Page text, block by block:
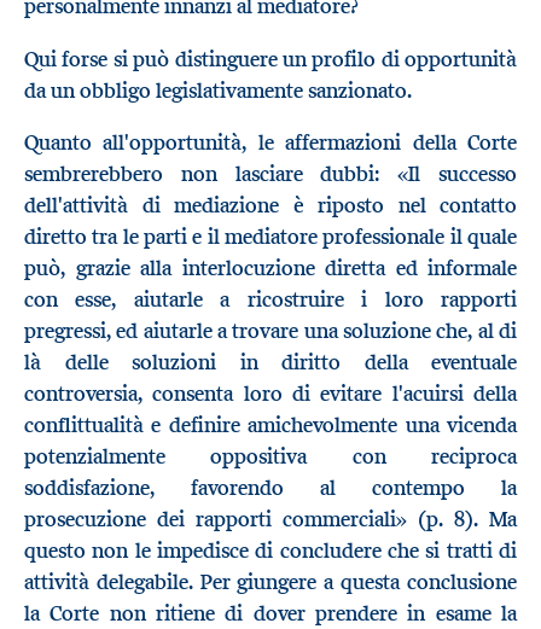
personalmente innanzi al mediatore?
Qui forse si può distinguere un profilo di opportunità
da un obbligo legislativamente sanzionato.
Quanto all'opportunità, le affermazioni della Corte
sembrerebbero non lasciare dubbi: «Il successo
dell'attività di mediazione è riposto nel contatto
diretto tra le parti e il mediatore professionale il quale
può, grazie alla interlocuzione diretta ed informale
con esse, aiutarle a ricostruire i loro rapporti
pregressi, ed aiutarle a trovare una soluzione che, al di
là delle soluzioni in diritto della eventuale
controversia, consenta loro di evitare l'acuirsi della
conflittualità e definire amichevolmente una vicenda
potenzialmente oppositiva con reciproca
soddisfazione, favorendo al contempo la
prosecuzione dei rapporti commerciali» (p. 8). Ma
questo non le impedisce di concludere che si tratti di
attività delegabile. Per giungere a questa conclusione
la Corte non ritiene di dover prendere in esame la